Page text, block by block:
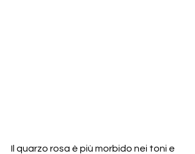
Il quarzo rosa è più morbido nei toni e